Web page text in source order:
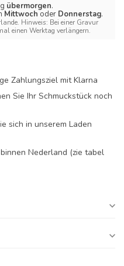
übermorgen.
Mittwoch oder Donnerstag.
Hinweis: Bei einer Gravur
einen Werktag verlängern.
Zahlungsziel mit Klarna
Sie Ihr Schmuckstück noch
sich in unserem Laden
Nederland (zie tabel